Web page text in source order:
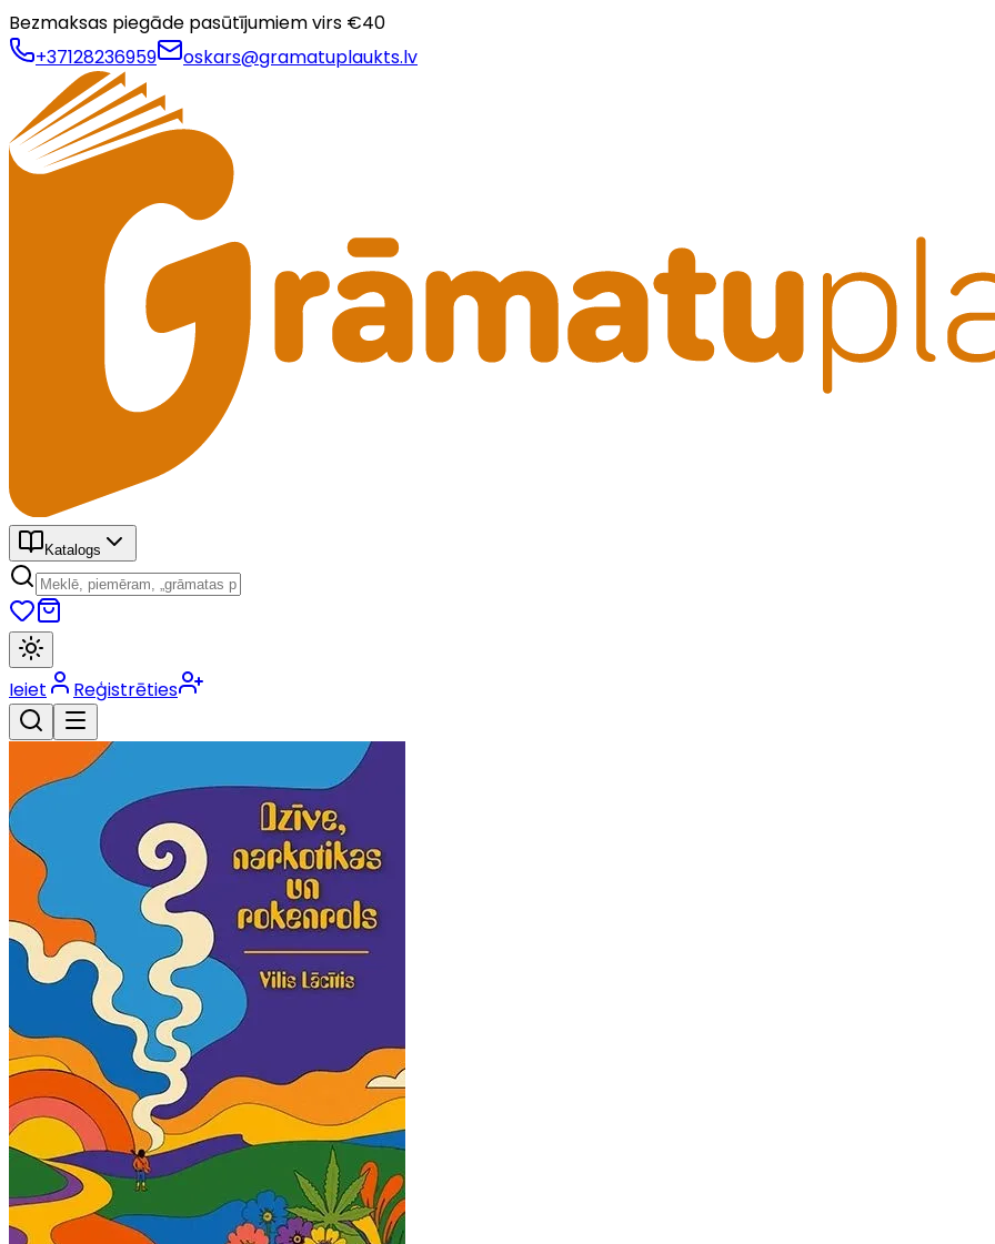
Bezmaksas piegāde pasūtījumiem virs €40
+37128236959
oskars@gramatuplaukts.lv
Katalogs
Ieiet Reģistrēties